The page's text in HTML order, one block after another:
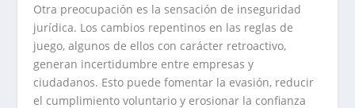
Otra preocupación es la sensación de inseguridad
jurídica. Los cambios repentinos en las reglas de
juego, algunos de ellos con carácter retroactivo,
generan incertidumbre entre empresas y
ciudadanos. Esto puede fomentar la evasión, reducir
el cumplimiento voluntario y erosionar la confianza